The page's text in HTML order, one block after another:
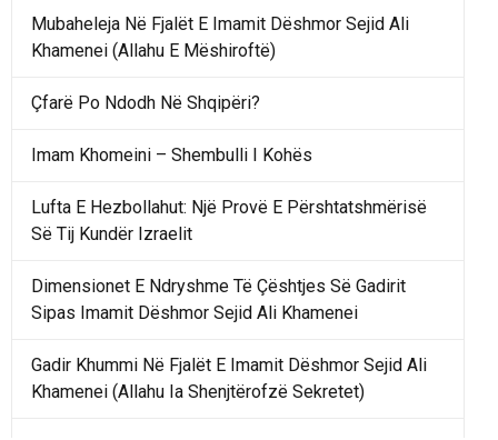
Mubaheleja Në Fjalët E Imamit Dëshmor Sejid Ali
Khamenei (Allahu E Mëshiroftë)
Çfarë Po Ndodh Në Shqipëri?
Imam Khomeini – Shembulli I Kohës
Lufta E Hezbollahut: Një Provë E Përshtatshmërisë
Së Tij Kundër Izraelit
Dimensionet E Ndryshme Të Çështjes Së Gadirit
Sipas Imamit Dëshmor Sejid Ali Khamenei
Gadir Khummi Në Fjalët E Imamit Dëshmor Sejid Ali
Khamenei (Allahu Ia Shenjtërofzë Sekretet)